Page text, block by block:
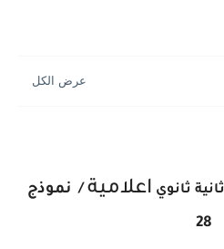
ثانية ثانوي اعلامية / نموذج
28